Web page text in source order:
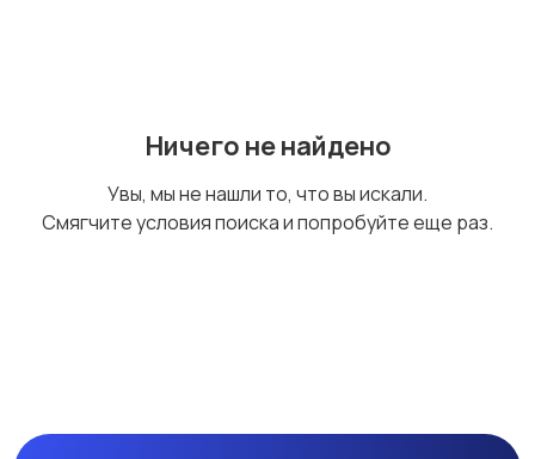
Ничего не найдено
Увы, мы не нашли то, что вы искали.
Смягчите условия поиска и попробуйте еще раз.